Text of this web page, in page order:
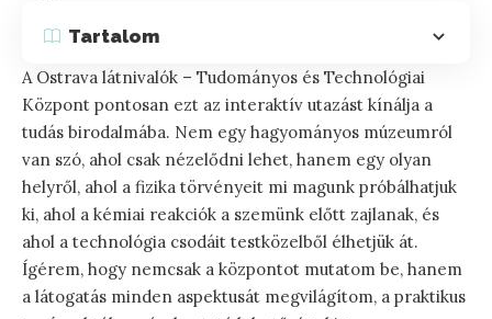
Tartalom
A Ostrava látnivalók – Tudományos és Technológiai
Központ pontosan ezt az interaktív utazást kínálja a
tudás birodalmába. Nem egy hagyományos múzeumról
van szó, ahol csak nézelődni lehet, hanem egy olyan
helyről, ahol a fizika törvényeit mi magunk próbálhatjuk
ki, ahol a kémiai reakciók a szemünk előtt zajlanak, és
ahol a technológia csodáit testközelből élhetjük át.
Ígérem, hogy nemcsak a központot mutatom be, hanem
a látogatás minden aspektusát megvilágítom, a praktikus